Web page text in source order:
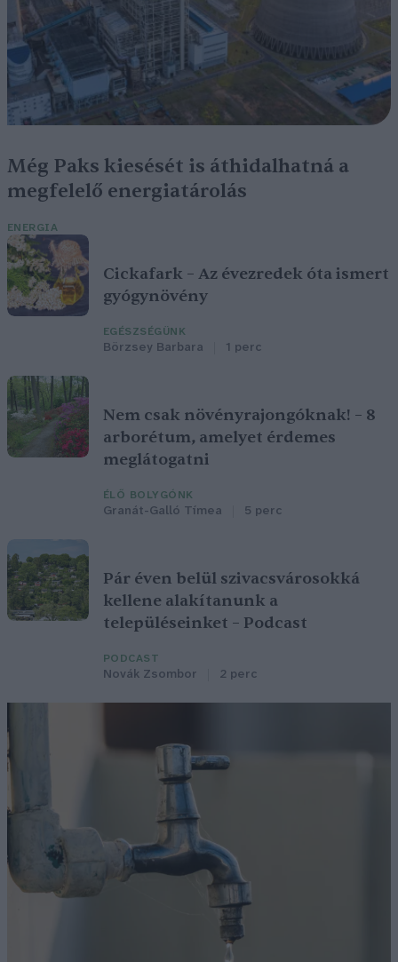
Még Paks kiesését is áthidalhatná a
megfelelő energiatárolás
ENERGIA
Cickafark – Az évezredek óta ismert
gyógynövény
EGÉSZSÉGÜNK
Börzsey Barbara 1 perc
Nem csak növényrajongóknak! – 8
arborétum, amelyet érdemes
meglátogatni
ÉLŐ BOLYGÓNK
Granát-Galló Tímea 5 perc
Pár éven belül szivacsvárosokká
kellene alakítanunk a
településeinket – Podcast
PODCAST
Novák Zsombor 2 perc